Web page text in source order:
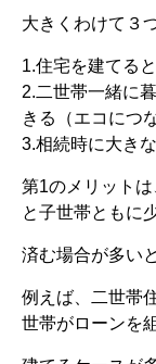
大きくわけて３
1.住宅を建てる
2.二世帯一緒に
きる（エコにつ
3.相続時に大き
第1のメリット
と子世帯ともに
済む場合が多い
例えば、二世帯
世帯がローンを